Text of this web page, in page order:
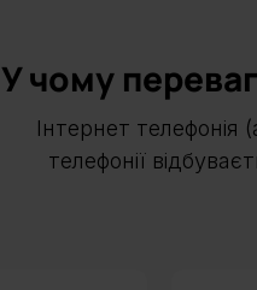
У чому
Інтернет
телефонії